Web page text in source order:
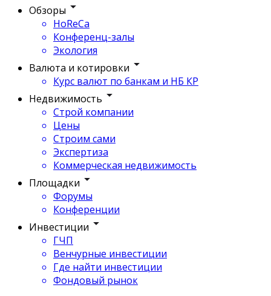
Обзоры
HoReCa
Конференц-залы
Экология
Валюта и котировки
Курс валют по банкам и НБ КР
Недвижимость
Строй компании
Цены
Строим сами
Экспертиза
Коммерческая недвижимость
Площадки
Форумы
Конференции
Инвестиции
ГЧП
Венчурные инвестиции
Где найти инвестиции
Фондовый рынок